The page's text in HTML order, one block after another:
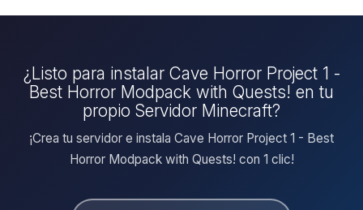
¿Listo para instalar Cave Horror Project 1 -
Best Horror Modpack with Quests! en tu
propio Servidor Minecraft?
¡Crea tu servidor e instala Cave Horror Project 1 - Best
Horror Modpack with Quests! con 1 clic!